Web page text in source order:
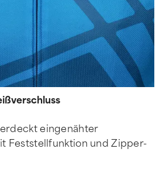
eingenähter
Feststellfunktion und Zipper-